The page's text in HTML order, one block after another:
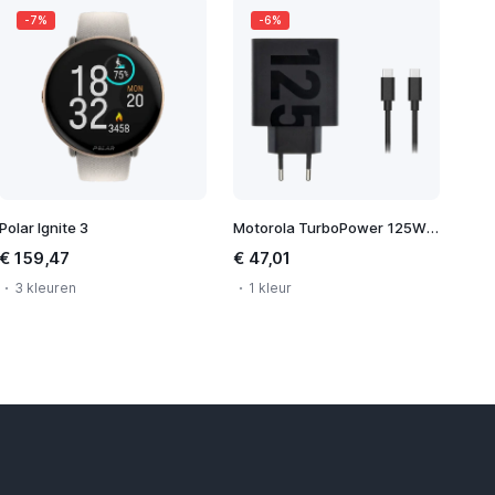
-7%
Polar Ignite 3
€ 159,47
3 kleuren
-6%
Motorola TurboPower 125W Wall Charger
€ 47,01
1 kleur